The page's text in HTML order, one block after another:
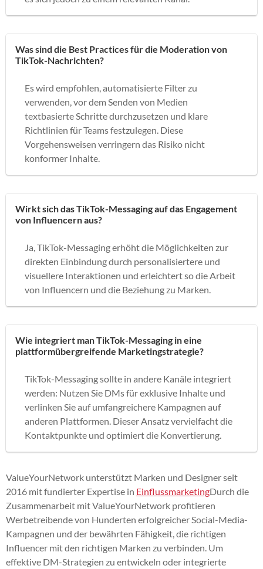
Was sind die Best Practices für die Moderation von
TikTok-Nachrichten?
Es wird empfohlen, automatisierte Filter zu
verwenden, vor dem Senden von Medien
textbasierte Schritte durchzusetzen und klare
Richtlinien für Teams festzulegen. Diese
Vorgehensweisen verringern das Risiko nicht
konformer Inhalte.
Wirkt sich das TikTok-Messaging auf das Engagement
von Influencern aus?
Ja, TikTok-Messaging erhöht die Möglichkeiten zur
direkten Einbindung durch personalisiertere und
visuellere Interaktionen und erleichtert so die Arbeit
von Influencern und die Beziehung zu Marken.
Wie integriert man TikTok-Messaging in eine
plattformübergreifende Marketingstrategie?
TikTok-Messaging sollte in andere Kanäle integriert
werden: Nutzen Sie DMs für exklusive Inhalte und
verlinken Sie auf umfangreichere Kampagnen auf
anderen Plattformen. Dieser Ansatz vervielfacht die
Kontaktpunkte und optimiert die Konvertierung.
ValueYourNetwork unterstützt Marken und Designer seit
2016 mit fundierter Expertise in EinflussmarketingDurch die
Zusammenarbeit mit ValueYourNetwork profitieren
Werbetreibende von Hunderten erfolgreicher Social-Media-
Kampagnen und der bewährten Fähigkeit, die richtigen
Influencer mit den richtigen Marken zu verbinden. Um
effektive DM-Strategien zu entwickeln oder integrierte